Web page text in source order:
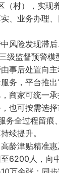
（村），实现
、业务办理
风险发现滞
级监督预警
事后处置向主
务，平台推
商家可统一
也可按需选
务全过程留痕
续提升。
龄津贴精准
6200人，向